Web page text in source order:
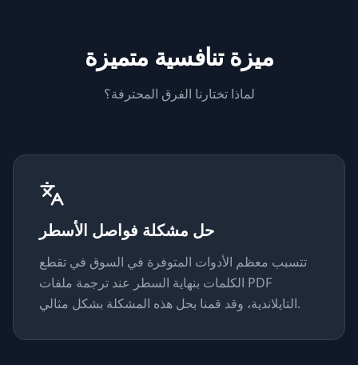
ميزة تنافسية متميزة
لماذا تختارنا الفرق المحترفة؟
حل مشكلة فواصل الأسطر
تتسبب معظم الأدوات المتوفرة في السوق في تقطع
الكلمات بنهاية السطر عند ترجمة ملفات PDF
التايلاندية، وقد قمنا بحل هذه المشكلة بشكل مثالي.